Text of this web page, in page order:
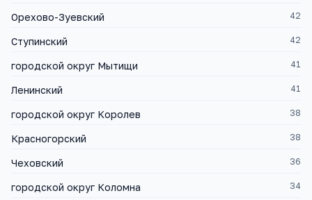
Орехово-Зуевский 42
Ступинский 42
городской округ Мытищи 41
Ленинский 41
городской округ Королев 38
Красногорский 38
Чеховский 36
городской округ Коломна 34